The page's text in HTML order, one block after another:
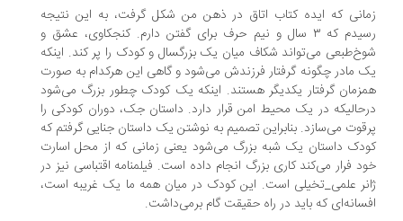
که ایده کتاب اتاق در ذهن من شکل گرفت، به این نتیجه
رسیدم که ۳ سال و نیم حرف برای گفتن دارم. کنجکاوی، عشق و
می‌تواند شکاف میان یک بزرگسال و کودک را پر کند. اینکه
مادر چگونه گرفتار فرزندش می‌شود و گاهی این هرکدام به صورت
گرفتار یکدیگر هستند. اینکه یک کودک چطور بزرگ می‌شود
در یک محیط امن قرار دارد. داستان جک، دوران کودکی را
می‌سازد. بنابراین تصمیم به نوشتن یک داستان جنایی گرفتم که
داستان یک شبه بزرگ می‌شود یعنی زمانی که از محل اسارت
فرار می‌کند کاری بزرگ انجام داده است. فیلمنامه اقتباسی نیز در
علمی_تخیلی است. این کودک در میان همه ما یک غریبه است،
که باید در راه حقیقت گام برمی‌داشت.